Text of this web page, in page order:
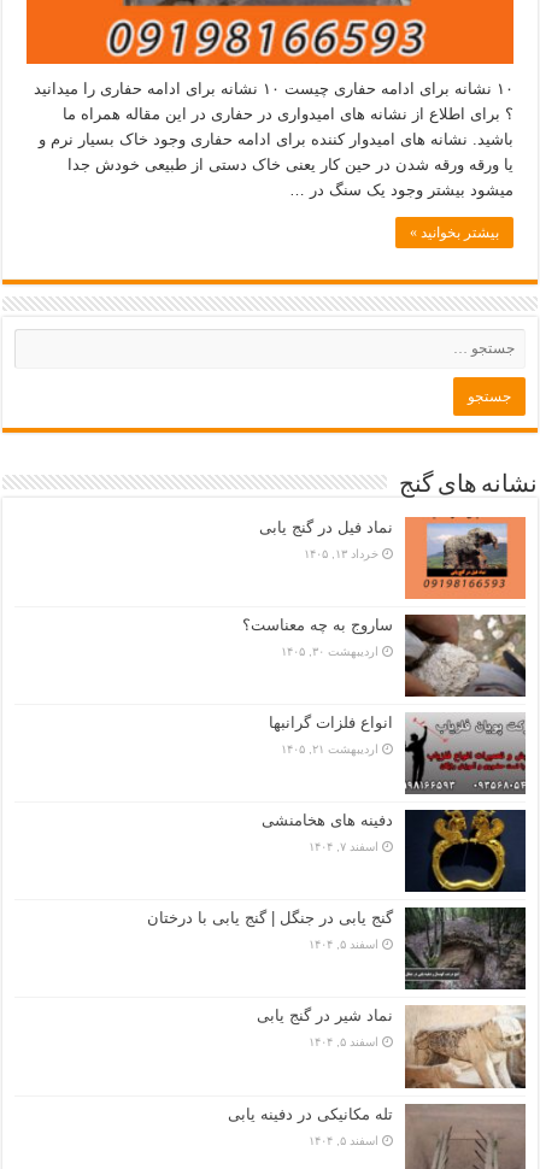
۱۰ نشانه برای ادامه حفاری چیست ۱۰ نشانه برای ادامه حفاری را میدانید
؟ برای اطلاع از نشانه های امیدواری در حفاری در این مقاله همراه ما
باشید. نشانه های امیدوار کننده برای ادامه حفاری وجود خاک بسیار نرم و
یا ورقه ورقه شدن در حین کار یعنی خاک دستی از طبیعی خودش جدا
میشود بیشتر وجود یک سنگ در …
بیشتر بخوانید »
نشانه های گنج
نماد فیل در گنج یابی
خرداد ۱۳, ۱۴۰۵
ساروج به چه معناست؟
اردیبهشت ۳۰, ۱۴۰۵
انواع فلزات گرانبها
اردیبهشت ۲۱, ۱۴۰۵
دفینه های هخامنشی
اسفند ۷, ۱۴۰۴
گنج یابی در جنگل | گنج یابی با درختان
اسفند ۵, ۱۴۰۴
نماد شیر در گنج یابی
اسفند ۵, ۱۴۰۴
تله مکانیکی در دفینه یابی
اسفند ۵, ۱۴۰۴